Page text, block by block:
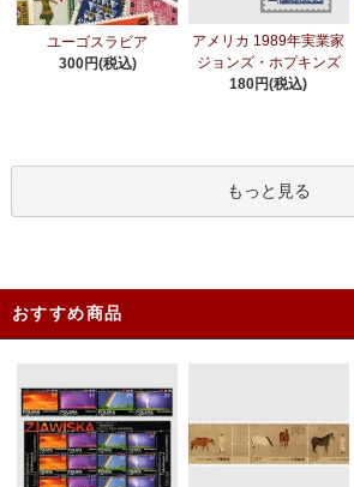
ユーゴスラビア
300円(税込)
アメリカ 1989年実業家
ジョンズ・ホプキンズ
180円(税込)
もっと見る
おすすめ商品